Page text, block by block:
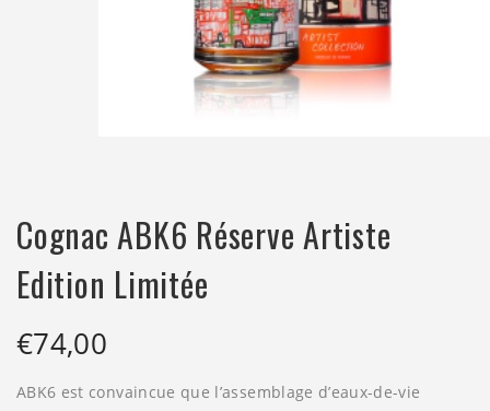
Cognac ABK6 Réserve Artiste
Edition Limitée
€74,00
ABK6 est convaincue que l’assemblage d’eaux-de-vie